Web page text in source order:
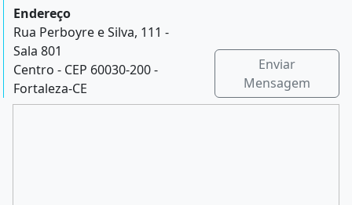
Endereço
Rua Perboyre e Silva, 111 -
Sala 801
Centro - CEP 60030-200 -
Fortaleza-CE
Enviar
Mensagem